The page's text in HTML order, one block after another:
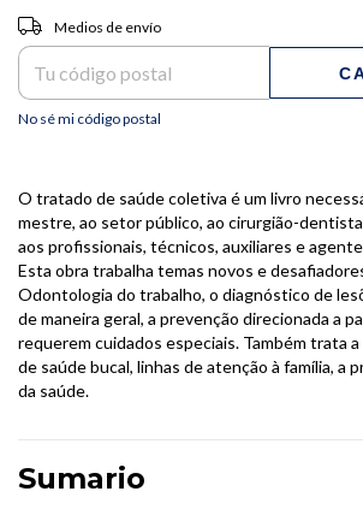
Entregas para el CP:
Medios de envío
No sé mi código postal
O tratado de saúde coletiva é um livro
mestre, ao setor público, ao cirurgião-
aos profissionais, técnicos, auxiliares e
Esta obra trabalha temas novos e
Odontologia do trabalho, o diagnóstico de
de maneira geral, a prevenção direcionada a
requerem cuidados especiais. Também trata
de saúde bucal, linhas de atenção à família, a
da saúde.
Sumario